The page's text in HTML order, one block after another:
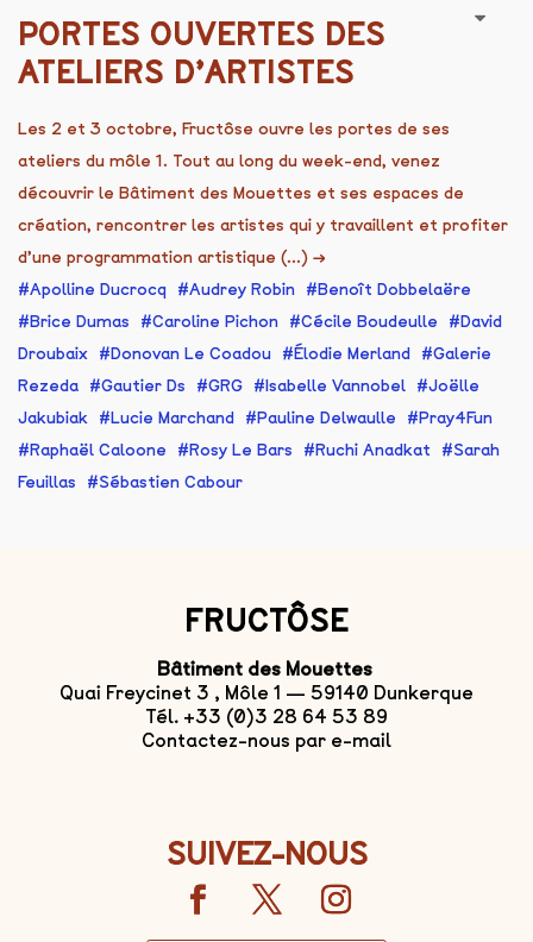
PORTES OUVERTES DES
ATELIERS D’ARTISTES
Les 2 et 3 octobre, Fructôse ouvre les portes de ses
ateliers du môle 1. Tout au long du week-end, venez
découvrir le Bâtiment des Mouettes et ses espaces de
création, rencontrer les artistes qui y travaillent et profiter
d’une programmation artistique (...) →
Apolline Ducrocq
Audrey Robin
Benoît Dobbelaëre
Brice Dumas
Caroline Pichon Cécile Boudeulle
David
Droubaix
Donovan Le Coadou Élodie Merland
Galerie
Rezeda
Gautier Ds GRG Isabelle Vannobel
Joëlle
Jakubiak
Lucie Marchand Pauline Delwaulle
Pray4Fun
Raphaël Caloone
Rosy Le Bars Ruchi Anadkat
Sarah
Feuillas
Sébastien Cabour
FRUCTÔSE
Bâtiment des Mouettes
Quai Freycinet 3 , Môle 1 — 59140 Dunkerque
Tél. +33 (0)3 28 64 53 89
Contactez-nous par e-mail
SUIVEZ-NOUS